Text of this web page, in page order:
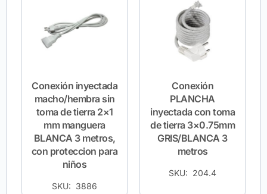
Conexión inyectada
macho/hembra sin
toma de tierra 2×1
mm manguera
BLANCA 3 metros,
con proteccion para
niños
SKU: 3886
Conexión
PLANCHA
inyectada con toma
de tierra 3×0.75mm
GRIS/BLANCA 3
metros
SKU: 204.4